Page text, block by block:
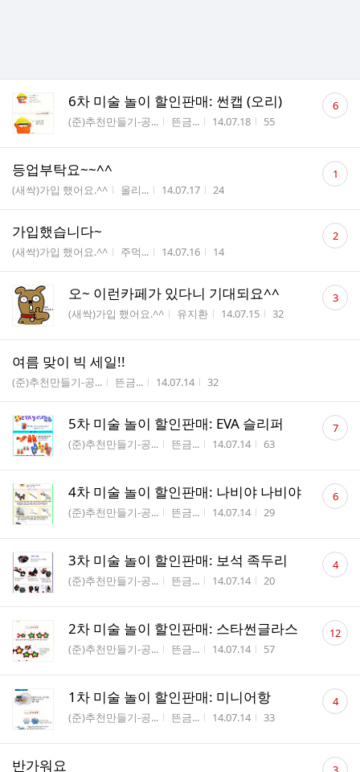
6차 미술 놀이 할인판매: 썬캡 (오리)
게시판명
(준)추천만들기-공... 작성자
뜬금... 작성시간
14.07.18 조회수
55
댓
글 6
등업부탁요~~^^
게시판명
(새싹)가입 했어요.^^ 작성자
올리... 작성시간
14.07.17 조회수
24
댓
글 1
가입했습니다~
게시판명
(새싹)가입 했어요.^^ 작성자
주먹... 작성시간
14.07.16 조회수
14
댓
글 2
오~ 이런카페가 있다니 기대되요^^
게시판명
(새싹)가입 했어요.^^ 작성자
유지환 작성시간
14.07.15 조회수
32
댓
글 3
여름 맞이 빅 세일!!
게시판명
(준)추천만들기-공... 작성자
뜬금... 작성시간
14.07.14 조회수
32
5차 미술 놀이 할인판매: EVA 슬리퍼
게시판명
(준)추천만들기-공... 작성자
뜬금... 작성시간
14.07.14 조회수
63
댓
글 7
4차 미술 놀이 할인판매: 나비야 나비야
게시판명
(준)추천만들기-공... 작성자
뜬금... 작성시간
14.07.14 조회수
29
댓
글 6
3차 미술 놀이 할인판매: 보석 족두리
게시판명
(준)추천만들기-공... 작성자
뜬금... 작성시간
14.07.14 조회수
20
댓
글 4
2차 미술 놀이 할인판매: 스타썬글라스
게시판명
(준)추천만들기-공... 작성자
뜬금... 작성시간
14.07.14 조회수
57
댓
글12
1차 미술 놀이 할인판매: 미니어항
게시판명
(준)추천만들기-공... 작성자
뜬금... 작성시간
14.07.14 조회수
33
댓
글 4
반가워요
댓